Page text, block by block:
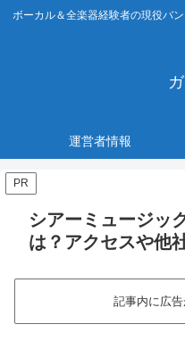
ボーカル＆全楽器経験者の現役バ
運営者情報
PR
シアーミュージッ
は？アクセスや他
記事内に広告